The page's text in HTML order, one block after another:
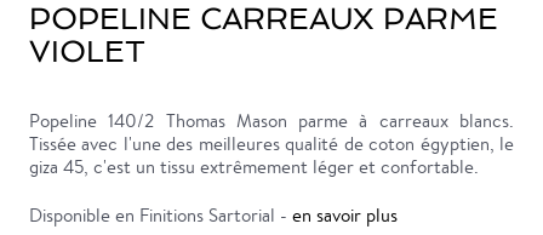
POPELINE CARREAUX PARME
VIOLET
Popeline 140/2 Thomas Mason parme à carreaux blancs.
Tissée avec l'une des meilleures qualité de coton égyptien, le
giza 45, c'est un tissu extrêmement léger et confortable.
Disponible en Finitions Sartorial - en savoir plus